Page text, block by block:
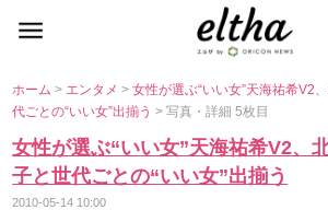
ホーム> エンタメ>女性が選ぶ“いい女”天海祐希V2
代ごとの“いい女”出揃う> 写真・詳細 5枚目
女性が選ぶ“いい女”天海祐希V2、
子と世代ごとの“いい女”出揃う
2010-05-14 10:00